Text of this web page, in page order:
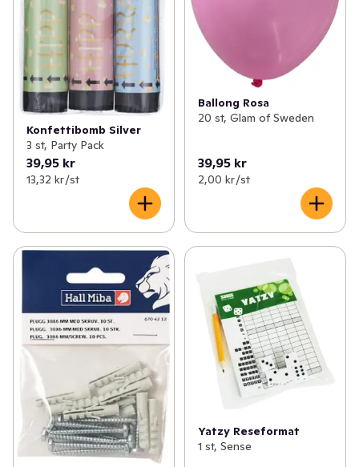
Konfettibomb Silver
3 st, Party Pack
39,95 kr
13,32 kr /st
Ballong Rosa
20 st, Glam of Sweden
39,95 kr
2,00 kr /st
Yatzy Reseformat
1 st, Sense